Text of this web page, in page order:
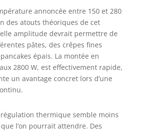
annoncée entre 150 et 280
des atouts théoriques de cet
amplitude devrait permettre de
pâtes, des crêpes fines
épais. La montée en
2800 W, est effectivement rapide,
un avantage concret lors d’une
thermique semble moins
l’on pourrait attendre. Des